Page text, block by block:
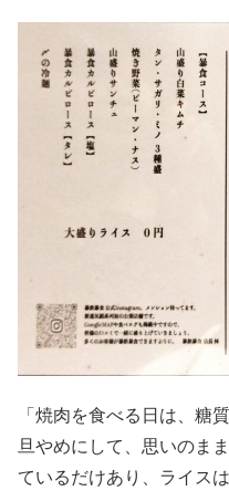
「焼肉を食べる日は、糖
旦やめにして、思いのま
ているだけあり、ライス